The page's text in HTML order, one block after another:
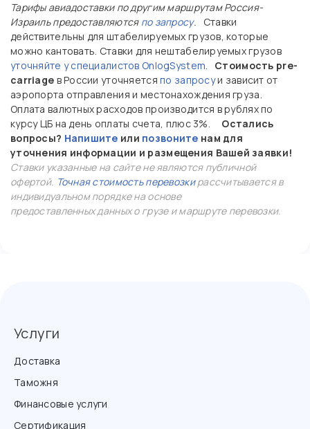
Тарифы авиадоставки по другим маршрутам Россия-
Израиль предоставляются по запросу. Ставки
действительны для штабелируемых грузов, которые
можно кантовать. Ставки для нештабелируемых грузов
уточняйте у специалистов OnlogSystem. Стоимость pre-
carriage в России уточняетсяпо запросуи зависит от
аэропорта отправления и местонахождения груза.
Оплата валютных расходов производится в рублях по
курсу ЦБ на день оплаты счета, плюс 3%. Остались
вопросы? Напишите или позвоните нам для
уточнения информации и размещения Вашей заявки!
Ставки указанные на сайте не являются публичной
офертой. Точная стоимость перевозкирассчитывается в
индивидуальном порядке на основе
предоставленных данных о грузе и маршруте перевозки.
Услуги
Доставка
Таможня
Финансовые услуги
Сертификация